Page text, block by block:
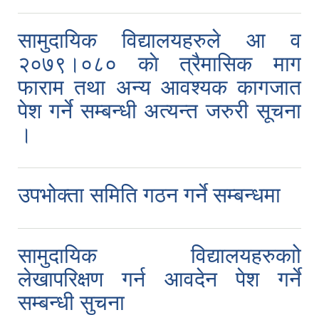
सामुदायिक विद्यालयहरुले आ व
२०७९।०८० काे त्रैमासिक माग
फाराम तथा अन्य आवश्यक कागजात
पेश गर्ने सम्बन्धी अत्यन्त जरुरी सूचना
।
उपभोक्ता समिति गठन गर्ने सम्बन्धमा
सामुदायिक विद्यालयहरुकाो
लेखापरिक्षण गर्न आवदेन पेश गर्ने
सम्बन्धी सुचना